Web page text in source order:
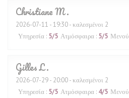
ChristianeM
2026-07-11 - 19:30 - καλεσμένοι 2
Υπηρεσία : 5/5 Ατμόσφαιρα : 5/5 Μενού
GillesL
2026-07-29- 20:00 - καλεσμένοι 2
Υπηρεσία : 5/5 Ατμόσφαιρα : 4/5 Μενού